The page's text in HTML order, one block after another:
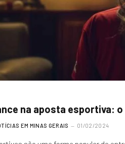
na aposta esportiva:
EM MINAS GERAIS 01/02/2024